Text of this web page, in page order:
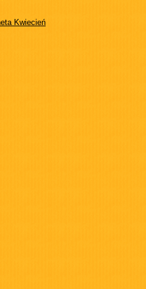
Kwiecień